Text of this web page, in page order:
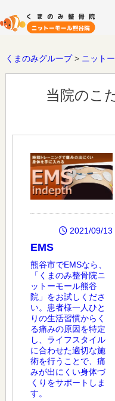
くまのみグループ> ニット
当院のこ
2021/09/13
EMS
熊谷市でEMSなら、
「くまのみ整骨院ニ
ットーモール熊谷
院」をお試しくださ
い。患者様一人ひと
りの生活習慣からく
る痛みの原因を特定
し、ライフスタイル
に合わせた適切な施
術を行うことで、痛
みが出にくい身体づ
くりをサポートしま
す。